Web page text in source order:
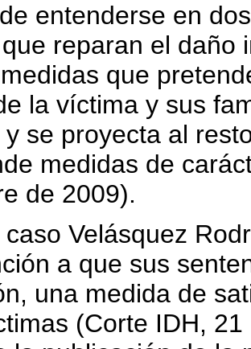
entenderse en
reparan el daño
que
la víctima y sus
y se proyecta al
medidas de
de 2009).
caso Velásquez
a que sus
una medida de
(Corte IDH,